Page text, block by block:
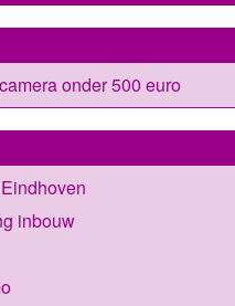
onder 500 euro
inbouw